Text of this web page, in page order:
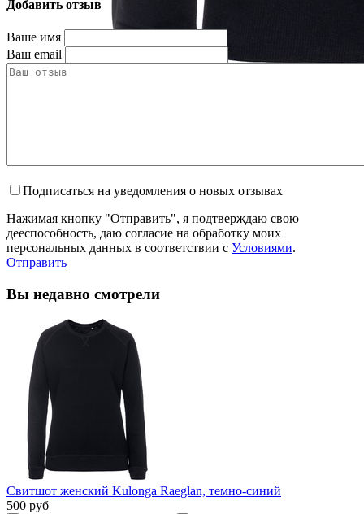
Добавить отзыв
Ваше имя
Ваш email
Подписаться на уведомления о новых отзывах
Нажимая кнопку "Отправить", я подтверждаю свою
дееспособность, даю согласие на обработку моих
персональных данных в соответствии с Условиями.
Отправить
Вы недавно смотрели
Свитшот женский Kulonga Raeglan, темно-синий
500 руб